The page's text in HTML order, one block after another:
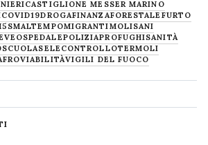
CASTIGLIONE MESSER MARINO
COVID19DROGAFINANZAFORESTALE FURTO
MALTEMPOMIGRANTIMOLISANI
OSPEDALEPOLIZIAPROFUGHISANITÀ
SCUOLASELECONTROLLOTERMOLI
VIABILITÀVIGILI DEL FUOCO